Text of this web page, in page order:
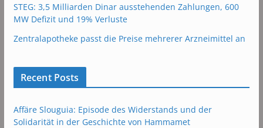
STEG: 3,5 Milliarden Dinar ausstehenden Zahlungen, 600
MW Defizit und 19% Verluste
Zentralapotheke passt die Preise mehrerer Arzneimittel an
Recent Posts
Affäre Slouguia: Episode des Widerstands und der
Solidarität in der Geschichte von Hammamet